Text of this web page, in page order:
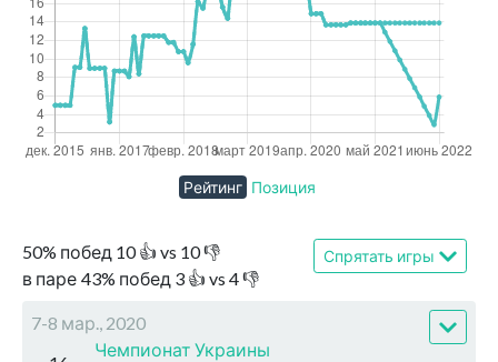
50% побед 10👍 vs 10👎
в паре 43% побед 3 👍 vs 4👎
Спрятать игры
7-8 мар., 2020
Чемпионат Украины
Рейтинг Позиция